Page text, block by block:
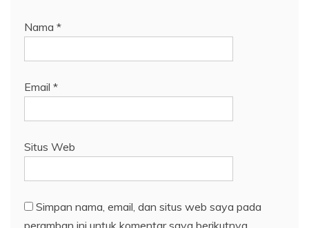
Nama *
Email *
Situs Web
Simpan nama, email, dan situs web saya pada
peramban ini untuk komentar saya berikutnya.